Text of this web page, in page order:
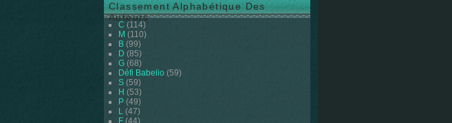
Classement Alphabétique Des
Auteurs
C (114)
M (110)
B (99)
D (85)
G (68)
Défi Babelio (59)
S (59)
H (53)
P (49)
L (47)
F (44)